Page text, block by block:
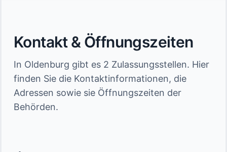
Kontakt & Öffnungszeiten
In Oldenburg gibt es 2 Zulassungsstellen. Hier
finden Sie die Kontaktinformationen, die
Adressen sowie sie Öffnungszeiten der
Behörden.